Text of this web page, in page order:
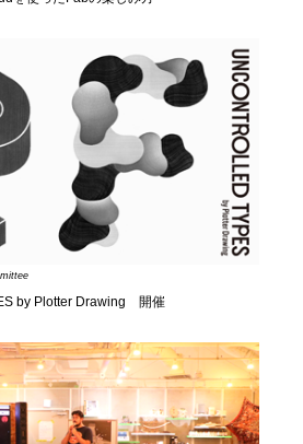
by Plotter Drawing 開催